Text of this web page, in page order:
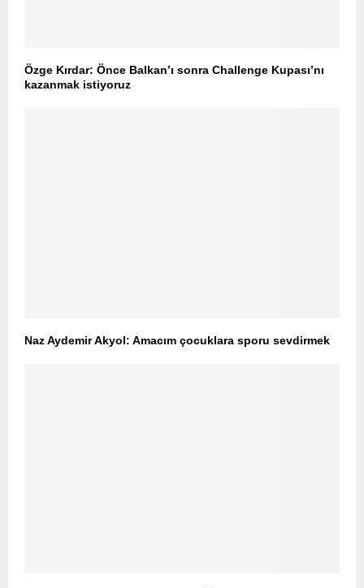
Özge Kırdar: Önce Balkan’ı sonra Challenge Kupası’nı
kazanmak istiyoruz
Naz Aydemir Akyol: Amacım çocuklara sporu sevdirmek